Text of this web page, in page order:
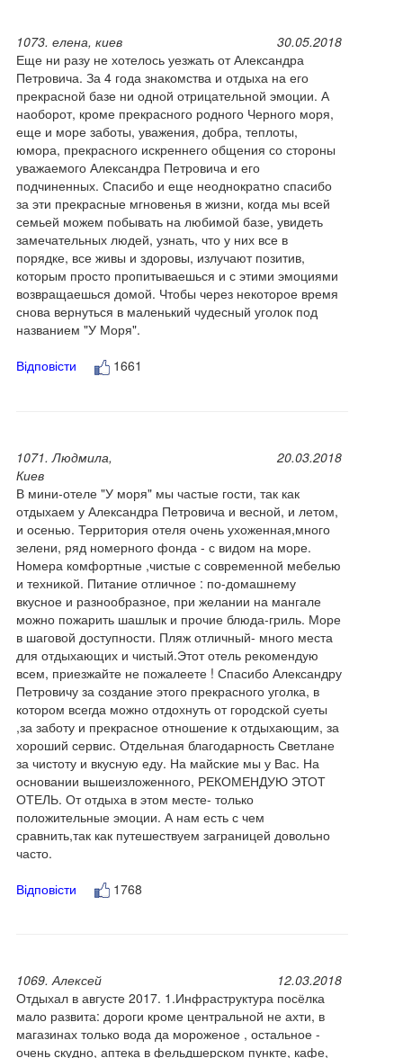
1073. елена, киев
30.05.2018
Еще ни разу не хотелось уезжать от Александра
Петровича. За 4 года знакомства и отдыха на его
прекрасной базе ни одной отрицательной эмоции. А
наоборот, кроме прекрасного родного Черного моря,
еще и море заботы, уважения, добра, теплоты,
юмора, прекрасного искреннего общения со стороны
уважаемого Александра Петровича и его
подчиненных. Спасибо и еще неоднократно спасибо
за эти прекрасные мгновенья в жизни, когда мы всей
семьей можем побывать на любимой базе, увидеть
замечательных людей, узнать, что у них все в
порядке, все живы и здоровы, излучают позитив,
которым просто пропитываешься и с этими эмоциями
возвращаешься домой. Чтобы через некоторое время
снова вернуться в маленький чудесный уголок под
названием "У Моря".
Відповісти
1661
1071. Людмила,
Киев
20.03.2018
В мини-отеле "У моря" мы частые гости, так как
отдыхаем у Александра Петровича и весной, и летом,
и осенью. Территория отеля очень ухоженная,много
зелени, ряд номерного фонда - с видом на море.
Номера комфортные ,чистые с современной мебелью
и техникой. Питание отличное : по-домашнему
вкусное и разнообразное, при желании на мангале
можно пожарить шашлык и прочие блюда-гриль. Море
в шаговой доступности. Пляж отличный- много места
для отдыхающих и чистый.Этот отель рекомендую
всем, приезжайте не пожалеете ! Спасибо Александру
Петровичу за создание этого прекрасного уголка, в
котором всегда можно отдохнуть от городской суеты
,за заботу и прекрасное отношение к отдыхающим, за
хороший сервис. Отдельная благодарность Светлане
за чистоту и вкусную еду. На майские мы у Вас. На
основании вышеизложенного, РЕКОМЕНДУЮ ЭТОТ
ОТЕЛЬ. От отдыха в этом месте- только
положительные эмоции. А нам есть с чем
сравнить,так как путешествуем заграницей довольно
часто.
Відповісти
1768
1069. Алексей
12.03.2018
Отдыхал в августе 2017. 1.Инфраструктура посёлка
мало развита: дороги кроме центральной не ахти, в
магазинах только вода да мороженое , остальное -
очень скудно, аптека в фельдшерском пункте, кафе,